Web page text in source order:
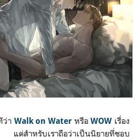
า Walk on Water หรือWOW เรื่อง
แต่สำหรับเราถือว่าเป็นนิยายที่ชอบ